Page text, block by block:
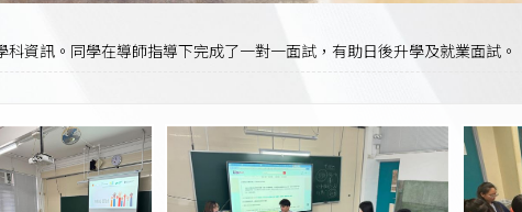
資訊。同學在導師指導下完成了一對一面試，有助日後升學及就業面試。